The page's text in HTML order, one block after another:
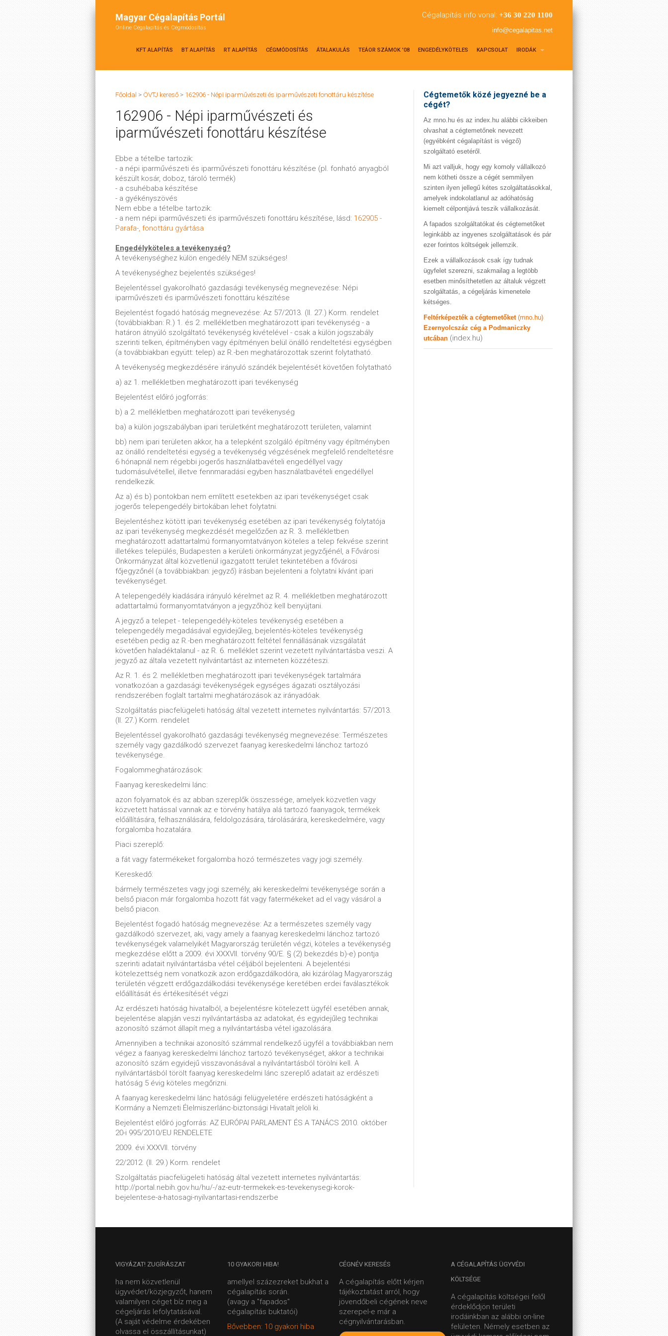
Magyar Cégalapítás Portál
Online Cégalapítás és Cégmódosítás
Cégalapítás info vonal: +36 30 220 1100
info@cegalapitas.net
KFT ALAPÍTÁS BT ALAPÍTÁS RT ALAPÍTÁS CÉGMÓDOSÍTÁS ÁTALAKULÁS TEÁOR SZÁMOK '08 ENGEDÉLYKÖTELES KAPCSOLAT IRODÁK
Főoldal > ÖVTJ kereső > 162906 - Népi iparművészeti és iparművészeti fonottáru készítése
162906 - Népi iparművészeti és
iparművészeti fonottáru készítése
Ebbe a tételbe tartozik:
- a népi iparművészeti és iparművészeti fonottáru készítése (pl. fonható anyagból
készült kosár, doboz, tároló termék)
- a csuhébaba készítése
- a gyékényszövés
Nem ebbe a tételbe tartozik:
- a nem népi iparművészeti és iparművészeti fonottáru készítése, lásd: 162905 -
Parafa-, fonottáru gyártása
Engedélyköteles a tevékenység?
A tevékenységhez külön engedély NEM szükséges!
A tevékenységhez bejelentés szükséges!
Bejelentéssel gyakorolható gazdasági tevékenység megnevezése: Népi
iparművészeti és iparművészeti fonottáru készítése
Bejelentést fogadó hatóság megnevezése: Az 57/2013. (II. 27.) Korm. rendelet
(továbbiakban: R.) 1. és 2. mellékletben meghatározott ipari tevékenység - a
határon átnyúló szolgáltató tevékenység kivételével - csak a külön jogszabály
szerinti telken, építményben vagy építményen belül önálló rendeltetési egységben
(a továbbiakban együtt: telep) az R.-ben meghatározottak szerint folytatható.
A tevékenység megkezdésére irányuló szándék bejelentését követően folytatható
a) az 1. mellékletben meghatározott ipari tevékenység
Bejelentést előíró jogforrás:
b) a 2. mellékletben meghatározott ipari tevékenység
ba) a külön jogszabályban ipari területként meghatározott területen, valamint
bb) nem ipari területen akkor, ha a telepként szolgáló építmény vagy építményben
az önálló rendeltetési egység a tevékenység végzésének megfelelő rendeltetésre
6 hónapnál nem régebbi jogerős használatbavételi engedéllyel vagy
tudomásulvétellel, illetve fennmaradási egyben használatbavételi engedéllyel
rendelkezik.
Az a) és b) pontokban nem említett esetekben az ipari tevékenységet csak
jogerős telepengedély birtokában lehet folytatni.
Bejelentéshez kötött ipari tevékenység esetében az ipari tevékenység folytatója
az ipari tevékenység megkezdését megelőzően az R. 3. mellékletben
meghatározott adattartalmú formanyomtatványon köteles a telep fekvése szerint
illetékes település, Budapesten a kerületi önkormányzat jegyzőjénél, a Fővárosi
Önkormányzat által közvetlenül igazgatott terület tekintetében a fővárosi
főjegyzőnél (a továbbiakban: jegyző) írásban bejelenteni a folytatni kívánt ipari
tevékenységet.
A telepengedély kiadására irányuló kérelmet az R. 4. mellékletben meghatározott
adattartalmú formanyomtatványon a jegyzőhöz kell benyújtani.
A jegyző a telepet - telepengedély-köteles tevékenység esetében a
telepengedély megadásával egyidejűleg, bejelentés-köteles tevékenység
esetében pedig az R.-ben meghatározott feltétel fennállásának vizsgálatát
követően haladéktalanul - az R. 6. melléklet szerint vezetett nyilvántartásba veszi. A
jegyző az általa vezetett nyilvántartást az interneten közzéteszi.
Az R. 1. és 2. mellékletben meghatározott ipari tevékenységek tartalmára
vonatkozóan a gazdasági tevékenységek egységes ágazati osztályozási
rendszerében foglalt tartalmi meghatározások az irányadóak.
Szolgáltatás piacfelügeleti hatóság által vezetett internetes nyilvántartás: 57/2013.
(II. 27.) Korm. rendelet
Bejelentéssel gyakorolható gazdasági tevékenység megnevezése: Természetes
személy vagy gazdálkodó szervezet faanyag kereskedelmi lánchoz tartozó
tevékenysége.
Fogalommeghatározások:
Faanyag kereskedelmi lánc:
azon folyamatok és az abban szereplők összessége, amelyek közvetlen vagy
közvetett hatással vannak az e törvény hatálya alá tartozó faanyagok, termékek
előállítására, felhasználására, feldolgozására, tárolásárára, kereskedelmére, vagy
forgalomba hozatalára.
Piaci szereplő:
a fát vagy fatermékeket forgalomba hozó természetes vagy jogi személy.
Kereskedő:
bármely természetes vagy jogi személy, aki kereskedelmi tevékenysége során a
belső piacon már forgalomba hozott fát vagy fatermékeket ad el vagy vásárol a
belső piacon.
Bejelentést fogadó hatóság megnevezése: Az a természetes személy vagy
gazdálkodó szervezet, aki, vagy amely a faanyag kereskedelmi lánchoz tartozó
tevékenységek valamelyikét Magyarország területén végzi, köteles a tevékenység
megkezdése előtt a 2009. évi XXXVII. törvény 90/E. § (2) bekezdés b)-e) pontja
szerinti adatait nyilvántartásba vétel céljából bejelenteni. A bejelentési
kötelezettség nem vonatkozik azon erdőgazdálkodóra, aki kizárólag Magyarország
területén végzett erdőgazdálkodási tevékenysége keretében erdei faválasztékok
előállítását és értékesítését végzi
Az erdészeti hatóság hivatalból, a bejelentésre kötelezett ügyfél esetében annak,
bejelentése alapján veszi nyilvántartásba az adatokat, és egyidejűleg technikai
azonosító számot állapít meg a nyilvántartásba vétel igazolására.
Amennyiben a technikai azonosító számmal rendelkező ügyfél a továbbiakban nem
végez a faanyag kereskedelmi lánchoz tartozó tevékenységet, akkor a technikai
azonosító szám egyidejű visszavonásával a nyilvántartásból törölni kell. A
nyilvántartásból törölt faanyag kereskedelmi lánc szereplő adatait az erdészeti
hatóság 5 évig köteles megőrizni.
A faanyag kereskedelmi lánc hatósági felügyeletére erdészeti hatóságként a
Kormány a Nemzeti Élelmiszerlánc-biztonsági Hivatalt jelöli ki.
Bejelentést előíró jogforrás: AZ EURÓPAI PARLAMENT ÉS A TANÁCS 2010. október
20-i 995/2010/EU RENDELETE
2009. évi XXXVII. törvény
22/2012. (II. 29.) Korm. rendelet
Szolgáltatás piacfelügeleti hatóság által vezetett internetes nyilvántartás:
http://portal.nebih.gov.hu/hu/-/az-eutr-termekek-es-tevekenysegi-korok-
bejelentese-a-hatosagi-nyilvantartasi-rendszerbe
Cégtemetők közé jegyezné be a
cégét?
Az mno.hu és az index.hu alábbi cikkeiben
olvashat a cégtemetőnek nevezett
(egyébként cégalapítást is végző)
szolgáltató esetéről.
Mi azt valljuk, hogy egy komoly vállalkozó
nem kötheti össze a cégét semmilyen
szinten ilyen jellegű kétes szolgáltatásokkal,
amelyek indokolatlanul az adóhatóság
kiemelt célpontjává teszik vállalkozását.
A fapados szolgáltatókat és cégtemetőket
leginkább az ingyenes szolgáltatások és pár
ezer forintos költségek jellemzik.
Ezek a vállalkozások csak így tudnak
ügyfelet szerezni, szakmailag a legtöbb
esetben minősíthetetlen az általuk végzett
szolgáltatás, a cégeljárás kimenetele
kétséges.
Feltérképezték a cégtemetőket (mno.hu)
Ezernyolcszáz cég a Podmaniczky
utcában (index.hu)
VIGYÁZAT! ZUGÍRÁSZAT
ha nem közvetlenül
ügyvédet/közjegyzőt, hanem
valamilyen céget bíz meg a
cégeljárás lefolytatásával.
(A saját védelme érdekében
olvassa el összállításunkat)
10 GYAKORI HIBA!
amellyel százezreket bukhat a
cégalapítás során.
(avagy a "fapados"
cégalapítás buktatói)
Bővebben: 10 gyakori hiba
CÉGNÉV KERESÉS
A cégalapítás előtt kérjen
tájékoztatást arról, hogy
jövendőbeli cégének neve
szerepel-e már a
cégnyilvántarásban.
A CÉGALAPÍTÁS ÜGYVÉDI
KÖLTSÉGE
A cégalapítás költségei felől
érdeklődjön területi
irodáinkban az alábbi on-line
felületen. Némely esetben az